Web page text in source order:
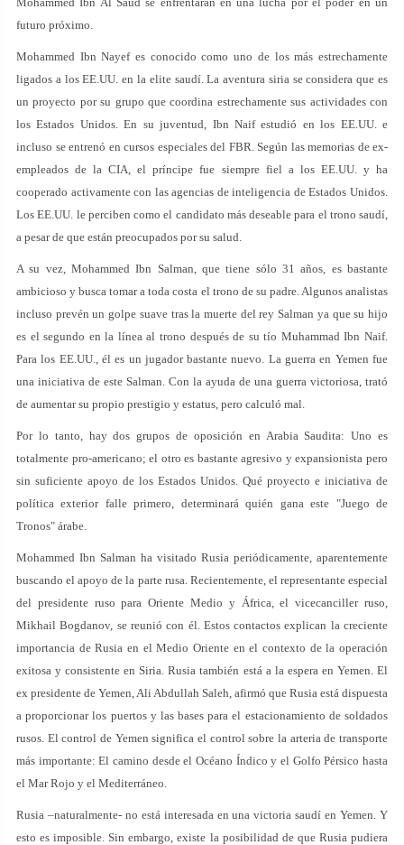
futuro próximo.
Mohammed Ibn Nayef es conocido como uno de los más estrechamente
ligados a los EE.UU. en la elite saudí. La aventura siria se considera que es
un proyecto por su grupo que coordina estrechamente sus actividades con
los Estados Unidos. En su juventud, Ibn Naif estudió en los EE.UU. e
incluso se entrenó en cursos especiales del FBR. Según las memorias de ex-
empleados de la CIA, el príncipe fue siempre fiel a los EE.UU. y ha
cooperado activamente con las agencias de inteligencia de Estados Unidos.
Los EE.UU. le perciben como el candidato más deseable para el trono saudí,
a pesar de que están preocupados por su salud.
A su vez, Mohammed Ibn Salman, que tiene sólo 31 años, es bastante
ambicioso y busca tomar a toda costa el trono de su padre. Algunos analistas
incluso prevén un golpe suave tras la muerte del rey Salman ya que su hijo
es el segundo en la línea al trono después de su tío Muhammad Ibn Naif.
Para los EE.UU., él es un jugador bastante nuevo. La guerra en Yemen fue
una iniciativa de este Salman. Con la ayuda de una guerra victoriosa, trató
de aumentar su propio prestigio y estatus, pero calculó mal.
Por lo tanto, hay dos grupos de oposición en Arabia Saudita: Uno es
totalmente pro-americano; el otro es bastante agresivo y expansionista pero
sin suficiente apoyo de los Estados Unidos. Qué proyecto e iniciativa de
política exterior falle primero, determinará quién gana este "Juego de
Tronos" árabe.
Mohammed Ibn Salman ha visitado Rusia periódicamente, aparentemente
buscando el apoyo de la parte rusa. Recientemente, el representante especial
del presidente ruso para Oriente Medio y África, el vicecanciller ruso,
Mikhail Bogdanov, se reunió con él. Estos contactos explican la creciente
importancia de Rusia en el Medio Oriente en el contexto de la operación
exitosa y consistente en Siria. Rusia también está a la espera en Yemen. El
ex presidente de Yemen, Ali Abdullah Saleh, afirmó que Rusia está dispuesta
a proporcionar los puertos y las bases para el estacionamiento de soldados
rusos. El control de Yemen significa el control sobre la arteria de transporte
más importante: El camino desde el Océano Índico y el Golfo Pérsico hasta
el Mar Rojo y el Mediterráneo.
Rusia –naturalmente- no está interesada en una victoria saudí en Yemen. Y
esto es imposible. Sin embargo, existe la posibilidad de que Rusia pudiera